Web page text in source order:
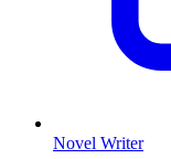
Novel Writer